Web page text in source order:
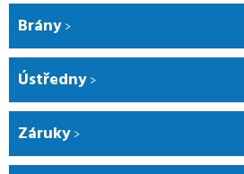
Brány
Ústředny
Záruky